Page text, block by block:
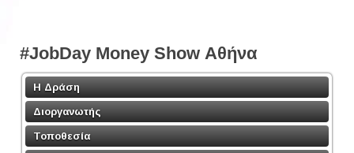
#JobDay Money Show Αθήνα
Η Δράση
Διοργανωτής
Τοποθεσία